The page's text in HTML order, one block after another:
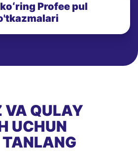
Profee pul
VA QULAY
UCHUN
TANLANG